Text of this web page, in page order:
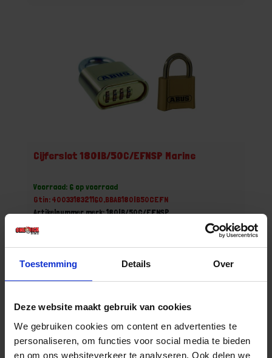
Toestemming Details Over
Deze website maakt gebruik van cookies
We gebruiken cookies om content en advertenties te
personaliseren, om functies voor social media te bieden
en om ons websiteverkeer te analyseren. Ook delen we
Cijferslot 180IB/50C/EFNSP Marine
Voorraad: 6 op voorraad
Gtin: 4003318321160,BBAB180IB50CEFN
Artikelnummer merk: 180IB/50C/EFNSP
- +
Bestel nu!